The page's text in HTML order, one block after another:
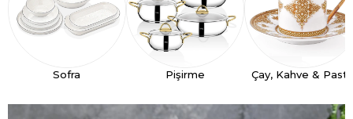
Sofra Pişirme Çay, Kahve &